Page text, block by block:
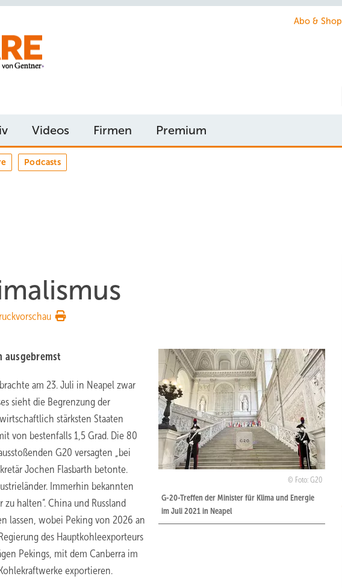
Abo & Shop
Videos Firmen Premium
Podcasts
Foto: G20
G-20-Treffen der Minister für Klima und Energie
im Juli 2021 in Neapel
ausgebremst
am 23. Juli in Neapel zwar
sieht die Begrenzung der
stärksten Staaten
von bestenfalls 1,5 Grad. Die 80
G20 versagten „bei
Jochen Flasbarth betonte.
Immerhin bekannten
halten“. China und Russland
lassen, wobei Peking von 2026 an
des Hauptkohleexporteurs
Pekings, mit dem Canberra im
exportieren.